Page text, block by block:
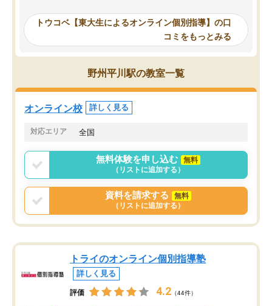
ーティングを行い、その講師で良いか
見てから講師を決定する事ができま
す。
うちの子は、初回面談の講師の方で決
オンラインツールを使用した単語帳の
共有があり宿題もそちらで出される形
でした。
言う事で講師変更の申し出があり、あ
まりに短期での変更だった為、塾に通
う事にして退会しました。遅れも取り
戻せ、授業内容や講師の方は良かった
と思います。
いなのがあり(有料)、受
ことをどんなスケジュー
くか相談したのですが、
ち期待したものではなく
内容でした。それでも明
やる気も出ましたし、苦
くなってきたようなので
トウコベ【東大生によるオンライン個別指導】の口
コミをもっとみる
野州平川駅の教室一覧
オンライン校 詳しく見る
対応エリア 全国
無料体験を申し込む
無料
（リストに追加する）
資料を請求する
無料
（リストに追加する）
トライのオンライン個別指導塾
詳しく見る
評価 4.2 （44件）